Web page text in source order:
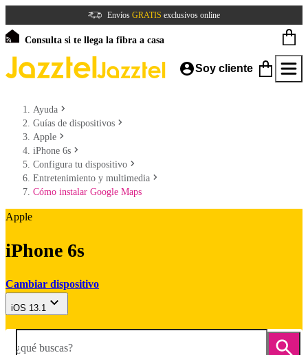
Envíos GRATIS exclusivos online
Consulta si te llega la fibra a casa
Soy cliente
Ayuda
Guías de dispositivos
Apple
iPhone 6s
Configura tu dispositivo
Entretenimiento y multimedia
Cómo instalar Google Maps
Apple
iPhone 6s
Cambiar dispositivo
iOS 13.1
¿qué buscas?